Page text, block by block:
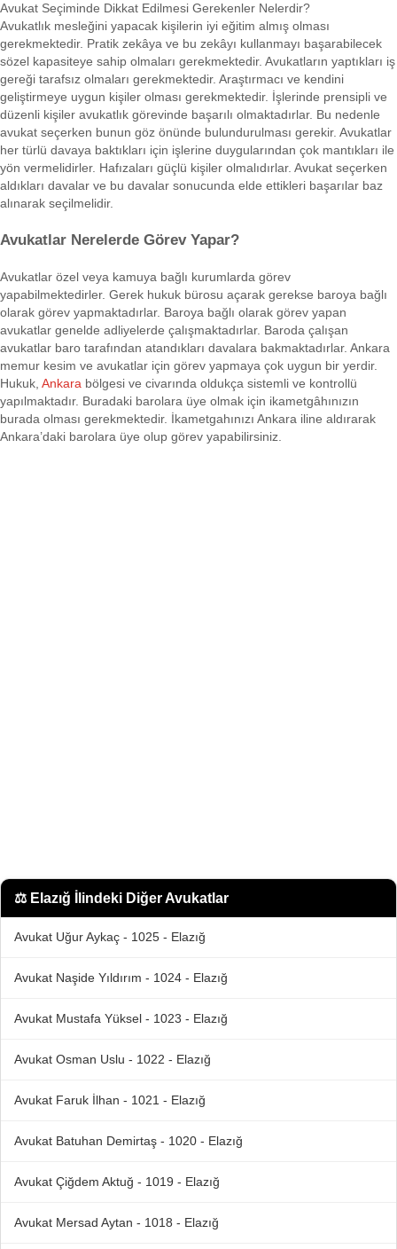
Avukat Seçiminde Dikkat Edilmesi Gerekenler Nelerdir?
Avukatlık mesleğini yapacak kişilerin iyi eğitim almış olması
gerekmektedir. Pratik zekâya ve bu zekâyı kullanmayı başarabilecek
sözel kapasiteye sahip olmaları gerekmektedir. Avukatların yaptıkları iş
gereği tarafsız olmaları gerekmektedir. Araştırmacı ve kendini
geliştirmeye uygun kişiler olması gerekmektedir. İşlerinde prensipli ve
düzenli kişiler avukatlık görevinde başarılı olmaktadırlar. Bu nedenle
avukat seçerken bunun göz önünde bulundurulması gerekir. Avukatlar
her türlü davaya baktıkları için işlerine duygularından çok mantıkları ile
yön vermelidirler. Hafızaları güçlü kişiler olmalıdırlar. Avukat seçerken
aldıkları davalar ve bu davalar sonucunda elde ettikleri başarılar baz
alınarak seçilmelidir.
Avukatlar Nerelerde Görev Yapar?
Avukatlar özel veya kamuya bağlı kurumlarda görev
yapabilmektedirler. Gerek hukuk bürosu açarak gerekse baroya bağlı
olarak görev yapmaktadırlar. Baroya bağlı olarak görev yapan
avukatlar genelde adliyelerde çalışmaktadırlar. Baroda çalışan
avukatlar baro tarafından atandıkları davalara bakmaktadırlar. Ankara
memur kesim ve avukatlar için görev yapmaya çok uygun bir yerdir.
Hukuk, Ankara bölgesi ve civarında oldukça sistemli ve kontrollü
yapılmaktadır. Buradaki barolara üye olmak için ikametgâhınızın
burada olması gerekmektedir. İkametgahınızı Ankara iline aldırarak
Ankara’daki barolara üye olup görev yapabilirsiniz.
⚖️ Elazığ İlindeki Diğer Avukatlar
Avukat Uğur Aykaç - 1025 - Elazığ
Avukat Naşide Yıldırım - 1024 - Elazığ
Avukat Mustafa Yüksel - 1023 - Elazığ
Avukat Osman Uslu - 1022 - Elazığ
Avukat Faruk İlhan - 1021 - Elazığ
Avukat Batuhan Demirtaş - 1020 - Elazığ
Avukat Çiğdem Aktuğ - 1019 - Elazığ
Avukat Mersad Aytan - 1018 - Elazığ